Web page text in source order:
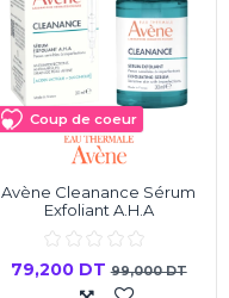
Coup de coeur
Avène Cleanance Sérum
Exfoliant A.H.A
79,200 DT99,000 DT